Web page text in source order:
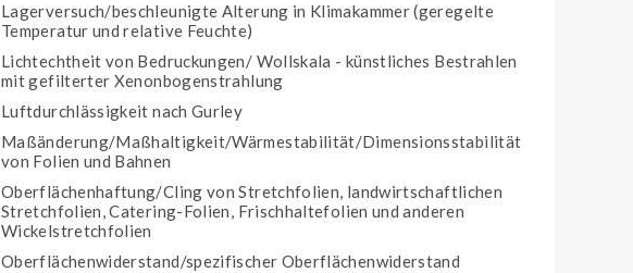
Lagerversuch/beschleunigte Alterung in Klimakammer (geregelte
Temperatur und relative Feuchte)
Lichtechtheit von Bedruckungen/ Wollskala - künstliches Bestrahlen
mit gefilterter Xenonbogenstrahlung
Luftdurchlässigkeit nach Gurley
Maßänderung/Maßhaltigkeit/Wärmestabilität/Dimensionsstabilität
von Folien und Bahnen
Oberflächenhaftung/Cling von Stretchfolien, landwirtschaftlichen
Stretchfolien, Catering-Folien, Frischhaltefolien und anderen
Wickelstretchfolien
Oberflächenwiderstand/spezifischer Oberflächenwiderstand